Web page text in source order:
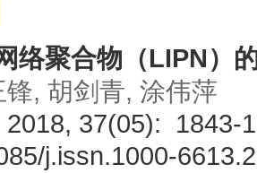
络聚合物（LIPN）
锋, 胡剑青, 涂伟萍
2018, 37(05): 1843-
j.issn.1000-